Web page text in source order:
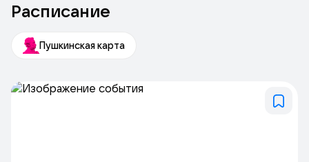
Расписание
Пушкинская карта